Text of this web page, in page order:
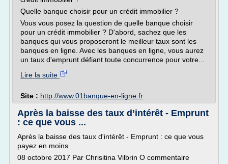
Quelle banque choisir pour un crédit immobilier ?
Vous vous posez la question de quelle banque choisir
pour un crédit immobilier ? D'abord, sachez que les
banques qui vous proposeront le meilleur taux sont les
banques en ligne. Avec les banques en ligne, vous aurez
un taux d'emprunt défiant toute concurrence pour votre...
Lire la suite
Site : http://www.01banque-en-ligne.fr
Après la baisse des taux d’intérêt - Emprunt
: ce que vous ...
Après la baisse des taux d'intérêt - Emprunt : ce que vous
payez en moins
08 octobre 2017 Par Chrisitina Vilbrin O commentaire